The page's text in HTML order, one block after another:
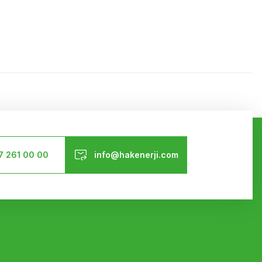
261 00 00 info@hakenerji.com